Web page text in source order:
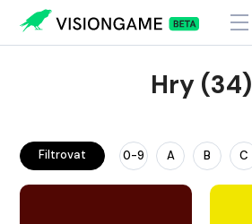
Hry (34)
Filtrovat 0-9 A B C